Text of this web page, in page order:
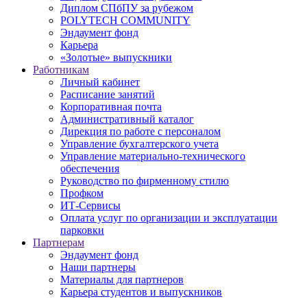
Диплом СПбПУ за рубежом
POLYTECH COMMUNITY
Эндаумент фонд
Карьера
«Золотые» выпускники
Работникам
Личный кабинет
Расписание занятий
Корпоративная почта
Административный каталог
Дирекция по работе с персоналом
Управление бухгалтерского учета
Управление материально-технического
обеспечения
Руководство по фирменному стилю
Профком
ИТ-Сервисы
Оплата услуг по организации и эксплуатации
парковки
Партнерам
Эндаумент фонд
Наши партнеры
Материалы для партнеров
Карьера студентов и выпускников